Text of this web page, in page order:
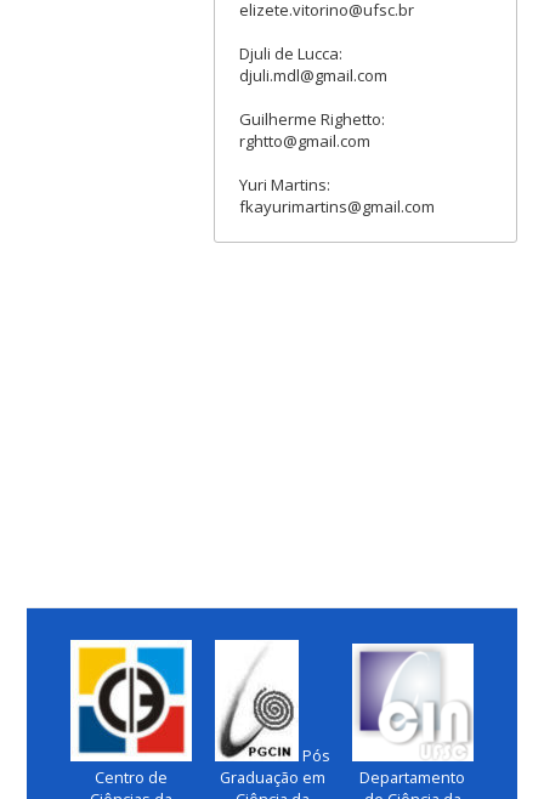
elizete.vitorino@ufsc.br
Djuli de Lucca:
djuli.mdl@gmail.com
Guilherme Righetto:
rghtto@gmail.com
Yuri Martins:
fkayurimartins@gmail.com
Centro de
Pós
Graduação em
Departamento